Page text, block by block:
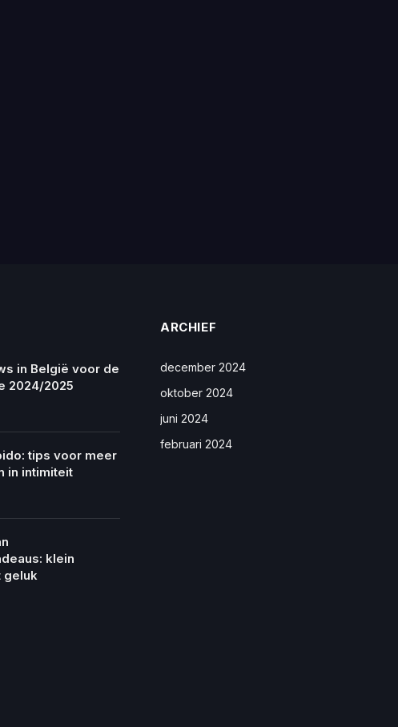
in België voor de
2024/2025
tips voor meer
in intimiteit
klein
geluk
ARCHIEF
december 2024
oktober 2024
juni 2024
februari 2024